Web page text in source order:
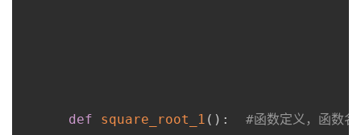
def square_root_1 ( ) : #函数定义，函数